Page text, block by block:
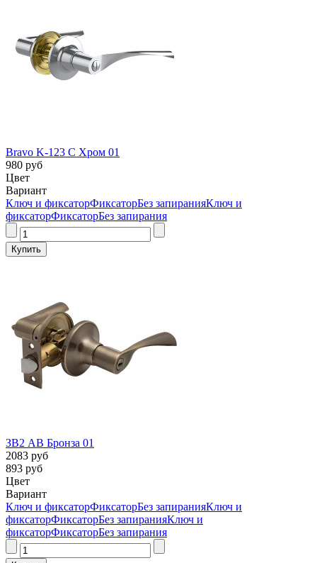
Bravo K-123 C Хром 01
980 руб
Цвет
Вариант
Ключ и фиксаторФиксаторБез запиранияКлюч и
фиксаторФиксаторБез запирания
ЗВ2 AB Бронза 01
2083 руб
893 руб
Цвет
Вариант
Ключ и фиксаторФиксаторБез запиранияКлюч и
фиксаторФиксаторБез запиранияКлюч и
фиксаторФиксаторБез запирания